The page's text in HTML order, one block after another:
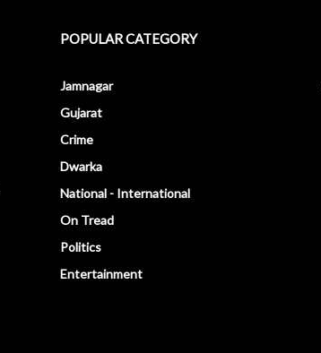
POPULAR CATEGORY
Jamnagar
Gujarat
Crime
Dwarka
National - International
On Tread
Politics
Entertainment